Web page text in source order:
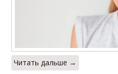
Читать дальше →